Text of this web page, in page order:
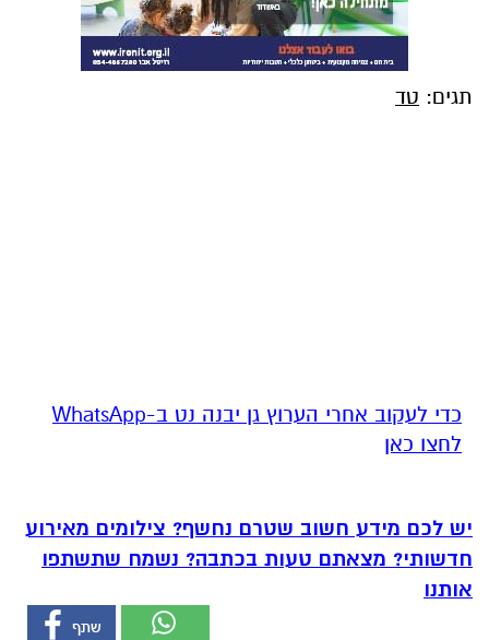
תגים: טד
‏כדי לעקוב אחרי הערוץ גן יבנה נט ב-WhatsApp
לחצו כאן
יש לכם מידע חשוב שטרם נחשף? צילומים מאירוע
חדשותי? מצאתם טעות בכתבה? נשמח שתשתפו
אותנו